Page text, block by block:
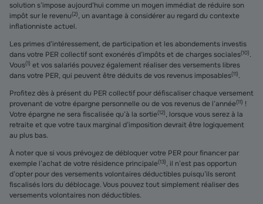
solution s’impose aujourd’hui comme un moyen immédiat de réduire son
impôt sur le revenu(2), un avantage à considérer au regard du contexte
inflationniste actuel.
Les primes d’intéressement, de participation et les abondements investis
dans votre PER collectif sont exonérés d’impôts et de charges sociales(10).
Vous(1) et vos salariés pouvez également réaliser des versements libres
dans votre PER, qui peuvent être déduits de vos revenus imposables(11).
Profitez dès à présent du PER collectif pour défiscaliser chaque versement
provenant de votre épargne personnelle ou de vos revenus de l’année(11) !
Votre épargne ne sera fiscalisée qu’à la sortie(12), lorsque vous serez à la
retraite et que votre taux marginal d’imposition devrait être logiquement
au plus bas.
À noter que si vous prévoyez de débloquer votre PER pour financer par
exemple l’achat de votre résidence principale(13), il n’est pas opportun
d’opter pour des versements volontaires déductibles puisqu’ils seront
fiscalisés lors du déblocage. Vous pouvez tout simplement réaliser des
versements volontaires non déductibles.